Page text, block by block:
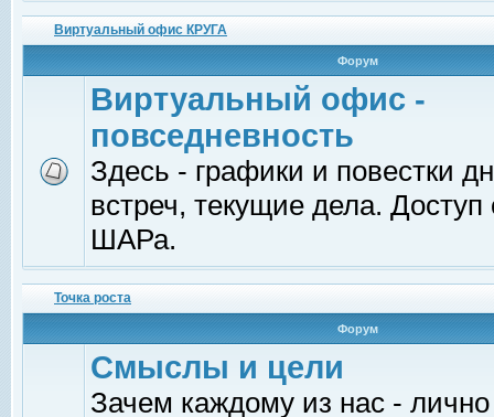
Виртуальный офис КРУГА
Форум
Виртуальный офис -
повседневность
Здесь - графики и повестки
встреч, текущие дела.
ШАРа.
Точка роста
Форум
Смыслы и цели
Зачем каждому из нас -